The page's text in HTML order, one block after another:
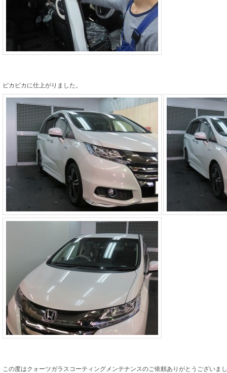
ピカピカに仕上がりました。
この度はクォーツガラスコーティングメンテナンスのご依頼ありがとうございま